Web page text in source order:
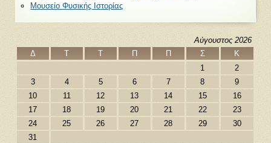
Μουσείο Φυσικής Ιστορίας
Αύγουστος 2026
Δ
Τ Τ Π Π Σ
Κ
1
2
3
4 5 6 7 8
9
10
11 12 13 14 15
16
17
18 19 20 21 22
23
24
25 26 27 28 29
30
31